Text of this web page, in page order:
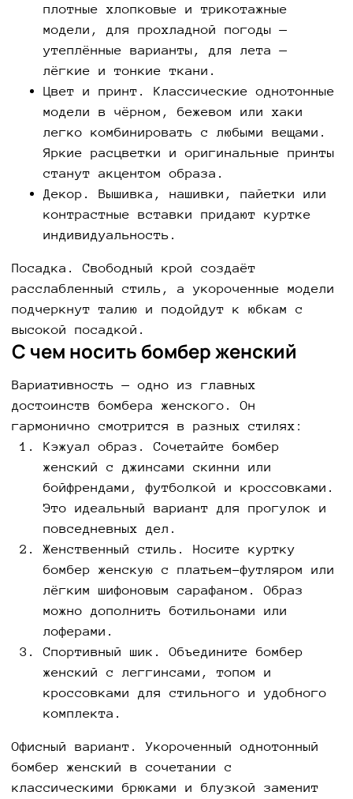
плотные хлопковые и трикотажные
модели, для прохладной погоды —
утеплённые варианты, для лета —
лёгкие и тонкие ткани.
Цвет и принт. Классические однотонные
модели в чёрном, бежевом или хаки
легко комбинировать с любыми вещами.
Яркие расцветки и оригинальные принты
станут акцентом образа.
Декор. Вышивка, нашивки, пайетки или
контрастные вставки придают куртке
индивидуальность.
Посадка. Свободный крой создаёт
расслабленный стиль, а укороченные модели
подчеркнут талию и подойдут к юбкам с
высокой посадкой.
С чем носить бомбер женский
Вариативность — одно из главных
достоинств бомбера женского. Он
гармонично смотрится в разных стилях:
Кэжуал образ. Сочетайте бомбер
женский с джинсами скинни или
бойфрендами, футболкой и кроссовками.
Это идеальный вариант для прогулок и
повседневных дел.
Женственный стиль. Носите куртку
бомбер женскую с платьем-футляром или
лёгким шифоновым сарафаном. Образ
можно дополнить ботильонами или
лоферами.
Спортивный шик. Объедините бомбер
женский с леггинсами, топом и
кроссовками для стильного и удобного
комплекта.
Офисный вариант. Укороченный однотонный
бомбер женский в сочетании с
классическими брюками и блузкой заменит